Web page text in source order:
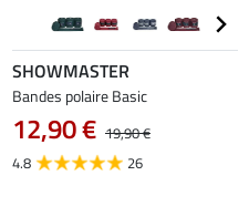
SHOWMASTER
Bandes polaire Basic
12,90 € 19,90 €
4.8
26